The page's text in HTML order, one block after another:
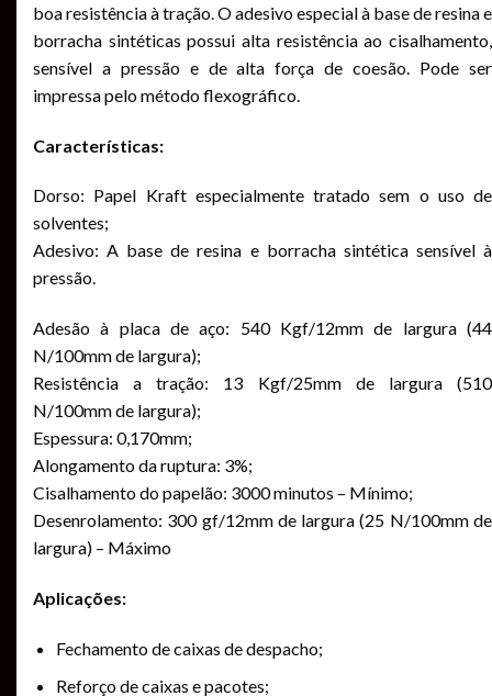
boa resistência à tração. O adesivo especial à base de resina e
borracha sintéticas possui alta resistência ao cisalhamento,
sensível a pressão e de alta força de coesão. Pode ser
impressa pelo método flexográfico.
Características:
Dorso: Papel Kraft especialmente tratado sem o uso de
solventes;
Adesivo: A base de resina e borracha sintética sensível à
pressão.
Adesão à placa de aço: 540 Kgf/12mm de largura (44
N/100mm de largura);
Resistência a tração: 13 Kgf/25mm de largura (510
N/100mm de largura);
Espessura: 0,170mm;
Alongamento da ruptura: 3%;
Cisalhamento do papelão: 3000 minutos – Mínimo;
Desenrolamento: 300 gf/12mm de largura (25 N/100mm de
largura) – Máximo
Aplicações:
Fechamento de caixas de despacho;
Reforço de caixas e pacotes;